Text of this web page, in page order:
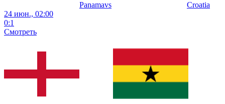
Panamavs
Croatia
24 июн., 02:00
0:1
Смотреть